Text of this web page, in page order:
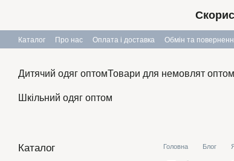
Каталог Про нас Оплата і доставка Обмін та
Дитячий одяг оптомТовари для немовлят оптом
Шкільний одяг оптом
Головна Блог
Каталог